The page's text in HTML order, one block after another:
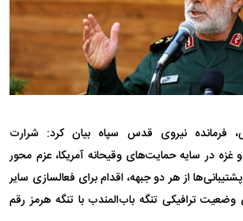
فرمانده نیروی قدس سپاه بیان کرد: شرارت
غزه در سایه حمایت‌های وقیحانه آمریکا، عزم محور
از هر دو جبهه، اقدام برای فعالسازی سایر
ترافیکی تنگه باب‌المندب با تنگه هرمز رقم